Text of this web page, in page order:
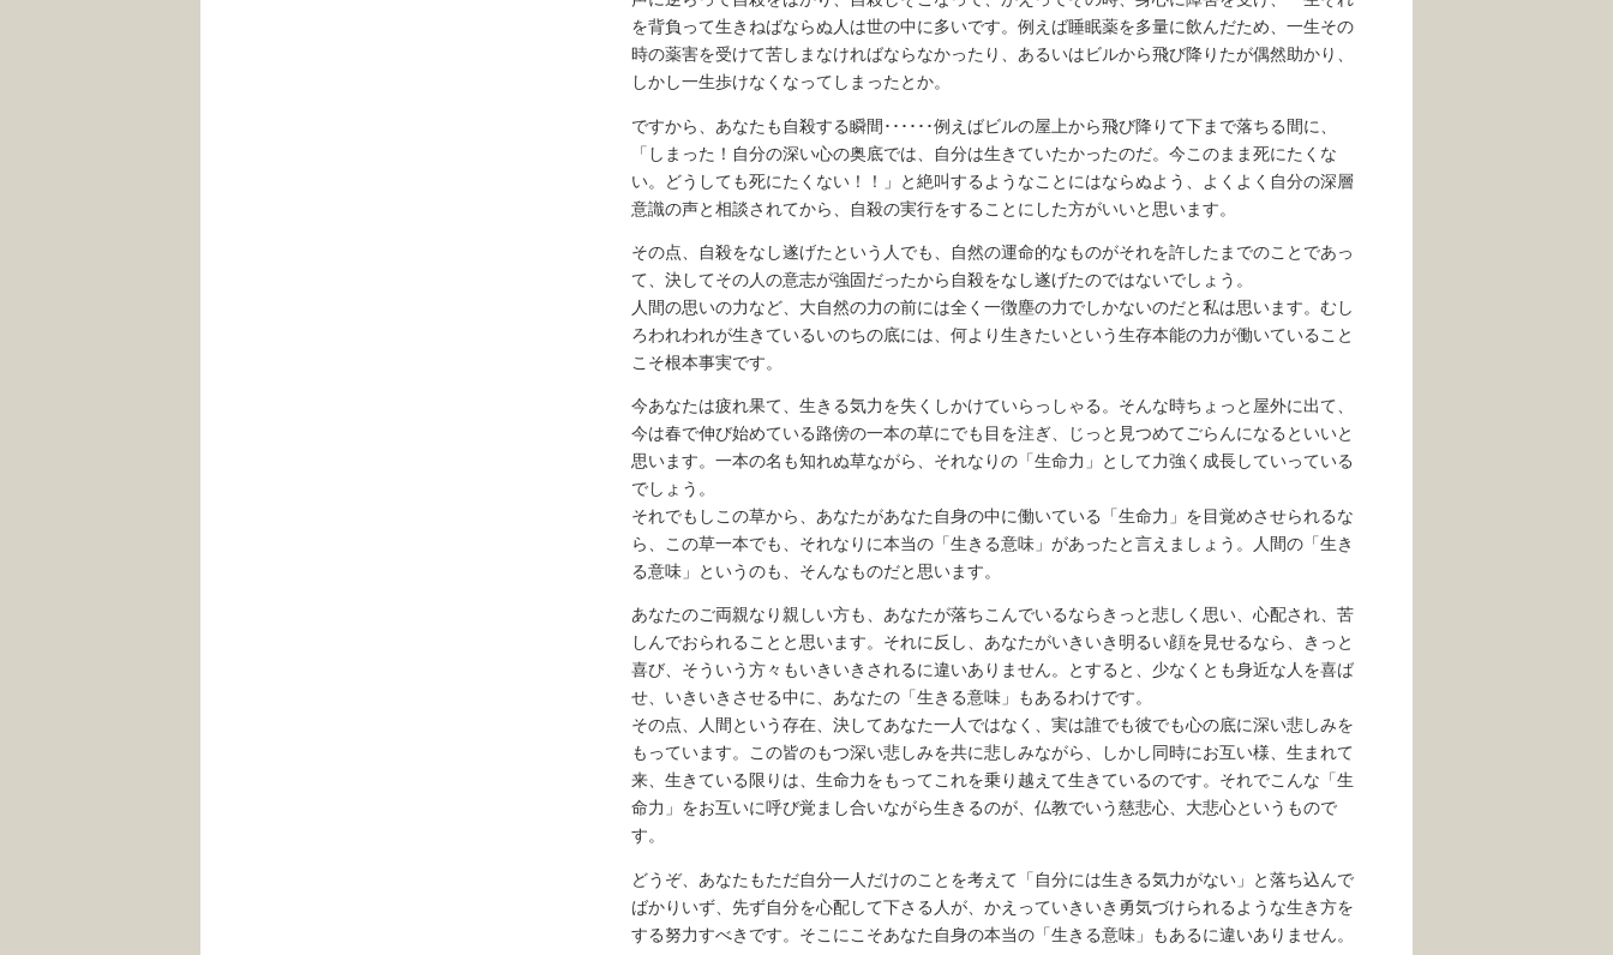
を背負って生きねばならぬ人は世の中に多いです。例えば睡眠薬を多量に飲んだため、一生その
時の薬害を受けて苦しまなければならなかったり、あるいはビルから飛び降りたが偶然助かり、
しかし一生歩けなくなってしまったとか。
ですから、あなたも自殺する瞬間･･････例えばビルの屋上から飛び降りて下まで落ちる間に、
「しまった！自分の深い心の奥底では、自分は生きていたかったのだ。今このまま死にたくな
い。どうしても死にたくない！！」と絶叫するようなことにはならぬよう、よくよく自分の深層
意識の声と相談されてから、自殺の実行をすることにした方がいいと思います。
その点、自殺をなし遂げたという人でも、自然の運命的なものがそれを許したまでのことであっ
て、決してその人の意志が強固だったから自殺をなし遂げたのではないでしょう。
人間の思いの力など、大自然の力の前には全く一徴塵の力でしかないのだと私は思います。むし
ろわれわれが生きているいのちの底には、何より生きたいという生存本能の力が働いていること
こそ根本事実です。
今あなたは疲れ果て、生きる気力を失くしかけていらっしゃる。そんな時ちょっと屋外に出て、
今は春で伸び始めている路傍の一本の草にでも目を注ぎ、じっと見つめてごらんになるといいと
思います。一本の名も知れぬ草ながら、それなりの「生命力」として力強く成長していっている
でしょう。
それでもしこの草から、あなたがあなた自身の中に働いている「生命力」を目覚めさせられるな
ら、この草一本でも、それなりに本当の「生きる意味」があったと言えましょう。人間の「生き
る意味」というのも、そんなものだと思います。
あなたのご両親なり親しい方も、あなたが落ちこんでいるならきっと悲しく思い、心配され、苦
しんでおられることと思います。それに反し、あなたがいきいき明るい顔を見せるなら、きっと
喜び、そういう方々もいきいきされるに違いありません。とすると、少なくとも身近な人を喜ば
せ、いきいきさせる中に、あなたの「生きる意味」もあるわけです。
その点、人間という存在、決してあなた一人ではなく、実は誰でも彼でも心の底に深い悲しみを
もっています。この皆のもつ深い悲しみを共に悲しみながら、しかし同時にお互い様、生まれて
来、生きている限りは、生命力をもってこれを乗り越えて生きているのです。それでこんな「生
命力」をお互いに呼び覚まし合いながら生きるのが、仏教でいう慈悲心、大悲心というもので
す。
どうぞ、あなたもただ自分一人だけのことを考えて「自分には生きる気力がない」と落ち込んで
ばかりいず、先ず自分を心配して下さる人が、かえっていきいき勇気づけられるような生き方を
する努力すべきです。そこにこそあなた自身の本当の「生きる意味」もあるに違いありません。